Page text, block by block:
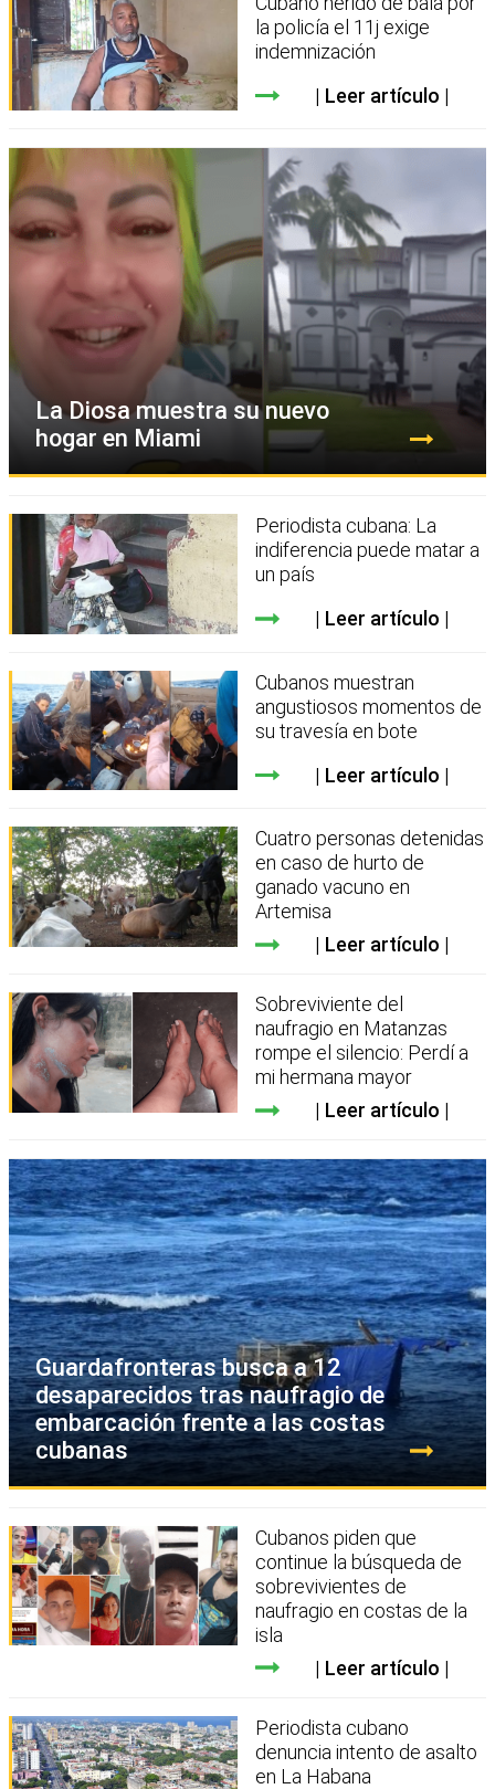
la policía el 11j exige
indemnización
Leer artículo
La Diosa muestra su nuevo
hogar en Miami
Periodista cubana: La
indiferencia puede matar a
un país
Leer artículo
Cubanos muestran
angustiosos momentos de
su travesía en bote
Leer artículo
Cuatro personas detenidas
en caso de hurto de
ganado vacuno en
Artemisa
Leer artículo
Sobreviviente del
naufragio en Matanzas
rompe el silencio: Perdí a
mi hermana mayor
Leer artículo
Guardafronteras busca a 12
desaparecidos tras naufragio de
embarcación frente a las costas
cubanas
Cubanos piden que
continue la búsqueda de
sobrevivientes de
naufragio en costas de la
isla
Leer artículo
Periodista cubano
denuncia intento de asalto
en La Habana